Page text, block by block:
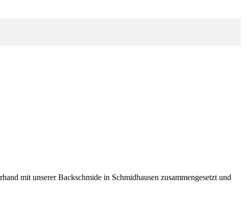
mit unserer Backschmide in Schmidhausen zusammengesetzt und